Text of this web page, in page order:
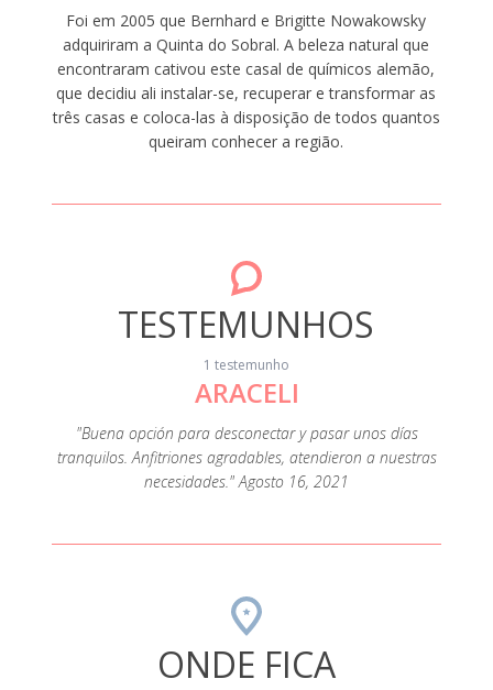
Foi em 2005 que Bernhard e Brigitte Nowakowsky
adquiriram a Quinta do Sobral. A beleza natural que
encontraram cativou este casal de químicos alemão,
que decidiu ali instalar-se, recuperar e transformar as
três casas e coloca-las à disposição de todos quantos
queiram conhecer a região.
TESTEMUNHOS
1 testemunho
ARACELI
"Buena opción para desconectar y pasar unos días
tranquilos. Anfitriones agradables, atendieron a nuestras
necesidades." Agosto 16, 2021
ONDE FICA